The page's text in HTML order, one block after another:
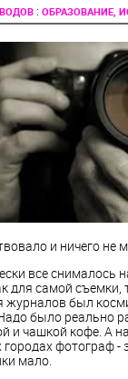
: ОБРАЗОВАНИЕ,
и ничего не
все снималось
для самой съемки,
журналов был
было реально
и чашкой кофе. А
фотограф -
мало.